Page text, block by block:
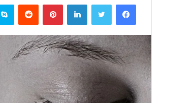
س
ل
ب
ر
ي
د
إ
فيسبوك لينكدإن بينتيريست